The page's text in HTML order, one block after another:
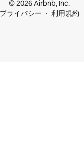
© 2026 Airbnb, Inc.
プライバシー
利用規約